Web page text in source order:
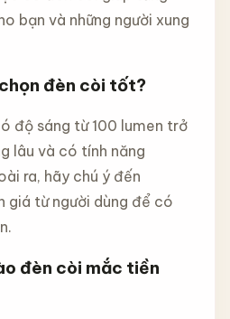
bạn và những người xung
đèn còi tốt?
độ sáng từ 100 lumen trở
lâu và có tính năng
ra, hãy chú ý đến
giá từ người dùng để có
đèn còi mắc tiền